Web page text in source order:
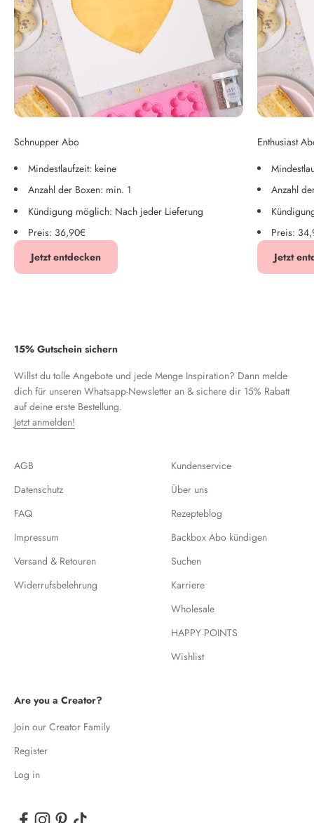
Schnupper Abo
Mindestlaufzeit: keine
Anzahl der Boxen: min. 1
Kündigung möglich: Nach jeder Lieferung
Preis: 36,90€
Jetzt entdecken
Enthusiast
Anzahl
Preis:
Jetzt
15% Gutschein sichern
Willst du tolle Angebote und jede Menge Inspiration? Dann melde
dich für unseren Whatsapp-Newsletter an & sichere dir 15% Rabatt
auf deine erste Bestellung.
Jetzt anmelden!
AGB
Datenschutz
FAQ
Impressum
Versand & Retouren
Widerrufsbelehrung
Kundenservice
Über uns
Rezepteblog
Backbox Abo kündigen
Suchen
Karriere
Wholesale
HAPPY POINTS
Wishlist
Are you a Creator?
Join our Creator Family
Register
Log in